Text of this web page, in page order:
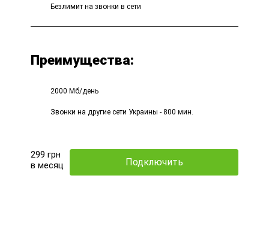
Безлимит на звонки в сети
Преимущества:
2000 Мб/день
Звонки на другие сети Украины - 800 мин.
299 грн
в месяц
Подключить